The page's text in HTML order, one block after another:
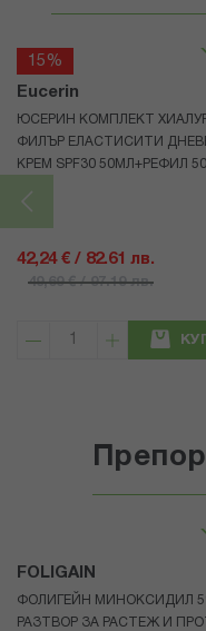
15%
Eucerin
ЮСЕРИН КОМПЛЕКТ
ФИЛЪР ЕЛАСТИСИТИ
КРЕМ SPF30 50МЛ+РЕФИЛ
42,24 € / 82.61 лв.
49,69 € / 97.19 лв.
FOLIGAIN
ФОЛИГЕЙН МИНОКСИДИЛ
РАЗТВОР ЗА РАСТЕЖ И